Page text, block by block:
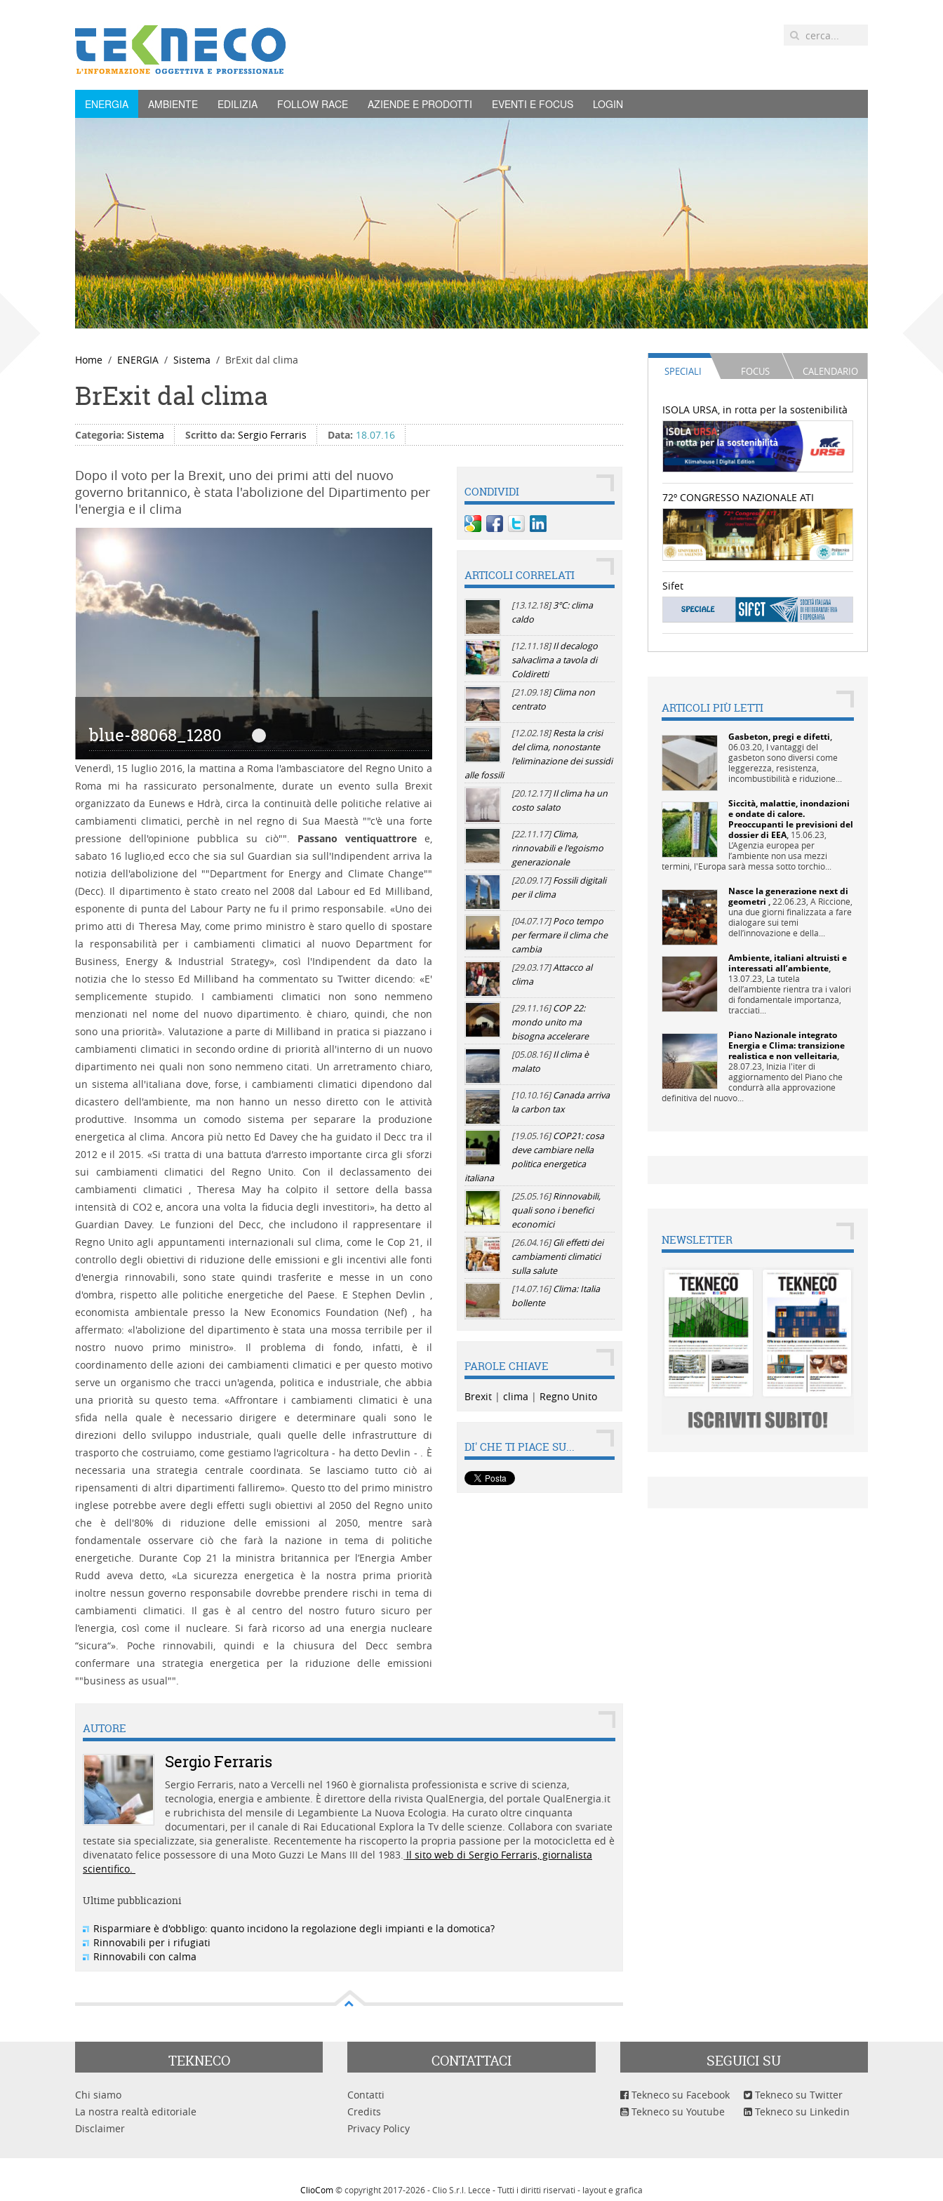
ENERGIA AMBIENTE EDILIZIA FOLLOW RACE AZIENDE E PRODOTTI EVENTI E FOCUS LOGIN
Home ENERGIA Sistema BrExit dal clima
BrExit dal clima
Categoria: Sistema Scritto da: Sergio Ferraris Data: 18.07.16
Dopo il voto per la Brexit, uno dei primi atti del nuovo
governo britannico, è stata l'abolizione del Dipartimento per
l'energia e il clima
blue-88068_1280 blue-88068_1280
Venerdì, 15 luglio 2016, la mattina a Roma l'ambasciatore del Regno Unito a
Roma mi ha rassicurato personalmente, durate un evento sulla Brexit
organizzato da Eunews e Hdrà, circa la continuità delle politiche relative ai
cambiamenti climatici, perchè in nel regno di Sua Maestà ""c'è una forte
pressione dell'opinione pubblica su ciò"".
Passano ventiquattroree,
sabato 16 luglio,ed ecco che sia sul Guardian sia sull'Indipendent arriva la
notizia dell'abolizione del ""Department for Energy and Climate Change""
(Decc). Il dipartimento è stato creato nel 2008 dal Labour ed Ed Milliband,
esponente di punta del Labour Party ne fu il primo responsabile. «Uno dei
primo atti di Theresa May, come primo ministro è staro quello di spostare
la responsabilità per i cambiamenti climatici al nuovo Department for
Business, Energy & Industrial Strategy», così l'Indipendent da dato la
notizia che lo stesso Ed Milliband ha commentato su Twitter dicendo: «E'
semplicemente stupido. I cambiamenti climatici non sono nemmeno
menzionati nel nome del nuovo dipartimento. è chiaro, quindi, che non
sono una priorità». Valutazione a parte di Milliband in pratica si piazzano i
cambiamenti climatici in secondo ordine di priorità all'interno di un nuovo
dipartimento nei quali non sono nemmeno citati. Un arretramento chiaro,
un sistema all'italiana dove, forse, i cambiamenti climatici dipendono dal
dicastero dell'ambiente, ma non hanno un nesso diretto con le attività
produttive. Insomma un comodo sistema per separare la produzione
energetica al clima. Ancora più netto Ed Davey che ha guidato il Decc tra il
2012 e il 2015. «Si tratta di una battuta d'arresto importante circa gli sforzi
sui cambiamenti climatici del Regno Unito. Con il declassamento dei
cambiamenti climatici , Theresa May ha colpito il settore della bassa
intensità di CO2 e, ancora una volta la fiducia degli investitori», ha detto al
Guardian Davey. Le funzioni del Decc, che includono il rappresentare il
Regno Unito agli appuntamenti internazionali sul clima, come le Cop 21, il
controllo degli obiettivi di riduzione delle emissioni e gli incentivi alle fonti
d'energia rinnovabili, sono state quindi trasferite e messe in un cono
d'ombra, rispetto alle politiche energetiche del Paese. E Stephen Devlin ,
economista ambientale presso la New Economics Foundation (Nef) , ha
affermato: «l'abolizione del dipartimento è stata una mossa terribile per il
nostro nuovo primo ministro». Il problema di fondo, infatti, è il
coordinamento delle azioni dei cambiamenti climatici e per questo motivo
serve un organismo che tracci un'agenda, politica e industriale, che abbia
una priorità su questo tema. «Affrontare i cambiamenti climatici è una
sfida nella quale è necessario dirigere e determinare quali sono le
direzioni dello sviluppo industriale, quali quelle delle infrastrutture di
trasporto che costruiamo, come gestiamo l'agricoltura - ha detto Devlin - . È
necessaria una strategia centrale coordinata. Se lasciamo tutto ciò ai
ripensamenti di altri dipartimenti falliremo». Questo tto del primo ministro
inglese potrebbe avere degli effetti sugli obiettivi al 2050 del Regno unito
che è dell'80% di riduzione delle emissioni al 2050, mentre sarà
fondamentale osservare ciò che farà la nazione in tema di politiche
energetiche. Durante Cop 21 la ministra britannica per l’Energia Amber
Rudd aveva detto, «La sicurezza energetica è la nostra prima priorità
inoltre nessun governo responsabile dovrebbe prendere rischi in tema di
cambiamenti climatici. Il gas è al centro del nostro futuro sicuro per
l’energia, così come il nucleare. Si farà ricorso ad una energia nucleare
“sicura“». Poche rinnovabili, quindi e la chiusura del Decc sembra
confermare una strategia energetica per la riduzione delle emissioni
""business as usual"".
CONDIVIDI
ARTICOLI CORRELATI
[13.12.18]3°C: clima
caldo
[12.11.18]Il decalogo
salvaclima a tavola di
Coldiretti
[21.09.18]Clima non
centrato
[12.02.18]Resta la crisi
del clima, nonostante
l'eliminazione dei sussidi
alle fossili
[20.12.17]Il clima ha un
costo salato
[22.11.17]Clima,
rinnovabili e l'egoismo
generazionale
[20.09.17]Fossili digitali
per il clima
[04.07.17]Poco tempo
per fermare il clima che
cambia
[29.03.17]Attacco al
clima
[29.11.16]COP 22:
mondo unito ma
bisogna accelerare
[05.08.16]Il clima è
malato
[10.10.16]Canada arriva
la carbon tax
[19.05.16]COP21: cosa
deve cambiare nella
politica energetica
italiana
[25.05.16]Rinnovabili,
quali sono i benefici
economici
[26.04.16]Gli effetti dei
cambiamenti climatici
sulla salute
[14.07.16]Clima: Italia
bollente
PAROLE CHIAVE
Brexit| clima | Regno Unito
DI' CHE TI PIACE SU...
AUTORE
Sergio Ferraris
Sergio Ferraris, nato a Vercelli nel 1960 è giornalista professionista e scrive di scienza,
tecnologia, energia e ambiente. È direttore della rivista QualEnergia, del portale QualEnergia.it
e rubrichista del mensile di Legambiente La Nuova Ecologia. Ha curato oltre cinquanta
documentari, per il canale di Rai Educational Explora la Tv delle scienze. Collabora con svariate
testate sia specializzate, sia generaliste. Recentemente ha riscoperto la propria passione per la motocicletta ed è
divenatato felice possessore di una Moto Guzzi Le Mans III del 1983. Il sito web di Sergio Ferraris, giornalista
scientifico.
Ultime pubblicazioni
Risparmiare è d'obbligo: quanto incidono la regolazione degli impianti e la domotica?
Rinnovabili per i rifugiati
Rinnovabili con calma
SPECIALI FOCUS CALENDARIO
ISOLA URSA, in rotta per la sostenibilità
72º CONGRESSO NAZIONALE ATI
Sifet
ARTICOLI PIÙ LETTI
Gasbeton, pregi e difetti,
06.03.20, I vantaggi del
gasbeton sono diversi come
leggerezza, resistenza,
incombustibilità e riduzione...
Siccità, malattie, inondazioni
e ondate di calore.
Preoccupanti le previsioni del
dossier di EEA, 15.06.23,
L’Agenzia europea per
l’ambiente non usa mezzi
termini, l'Europa sarà messa sotto torchio...
Nasce la generazione next di
geometri , 22.06.23, A Riccione,
una due giorni finalizzata a fare
dialogare sui temi
dell’innovazione e della...
Ambiente, italiani altruisti e
interessati all’ambiente,
13.07.23, La tutela
dell’ambiente rientra tra i valori
di fondamentale importanza,
tracciati...
Piano Nazionale integrato
Energia e Clima: transizione
realistica e non velleitaria,
28.07.23, Inizia l'iter di
aggiornamento del Piano che
condurrà alla approvazione
definitiva del nuovo...
NEWSLETTER
TEKNECO
Chi siamo
La nostra realtà editoriale
Disclaimer
CONTATTACI
Contatti
Credits
Privacy Policy
SEGUICI SU
Tekneco su Facebook
Tekneco su Twitter
Tekneco su Youtube
Tekneco su Linkedin
ClioCom© copyright 2017-2026 - Clio S.r.l. Lecce - Tutti i diritti riservati - layout e grafica